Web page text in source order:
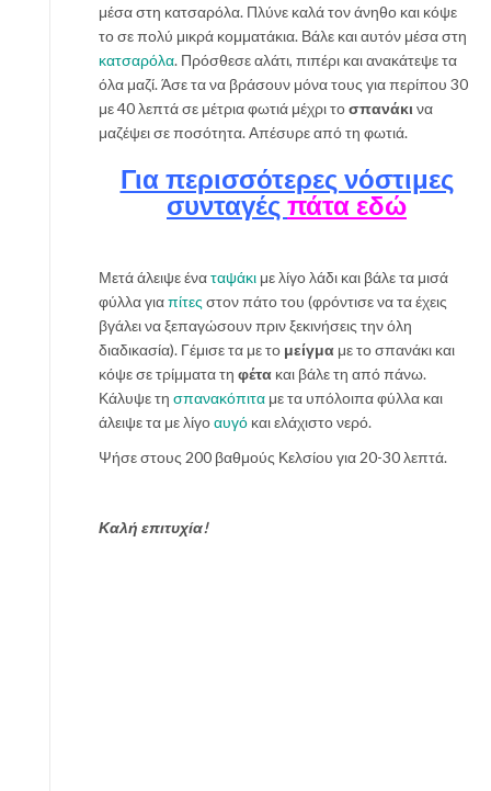
μέσα στη κατσαρόλα. Πλύνε καλά τον άνηθο και κόψε
το σε πολύ μικρά κομματάκια. Βάλε και αυτόν μέσα στη
κατσαρόλα. Πρόσθεσε αλάτι, πιπέρι και ανακάτεψε τα
όλα μαζί. Άσε τα να βράσουν μόνα τους για περίπου 30
με 40 λεπτά σε μέτρια φωτιά μέχρι τοσπανάκι να
μαζέψει σε ποσότητα. Απέσυρε από τη φωτιά.
Για περισσότερες νόστιμες
συνταγές πάτα εδώ
Μετά άλειψε έναταψάκι με λίγο λάδι και βάλε τα μισά
φύλλα γιαπίτες στον πάτο του (φρόντισε να τα έχεις
βγάλει να ξεπαγώσουν πριν ξεκινήσεις την όλη
διαδικασία). Γέμισε τα με το μείγμα με το σπανάκι και
κόψε σε τρίμματα τη φέτα και βάλε τη από πάνω.
Κάλυψε τη σπανακόπιτα με τα υπόλοιπα φύλλα και
άλειψε τα με λίγοαυγό και ελάχιστο νερό.
Ψήσε στους 200 βαθμούς Κελσίου για 20-30 λεπτά.
Καλή επιτυχία!